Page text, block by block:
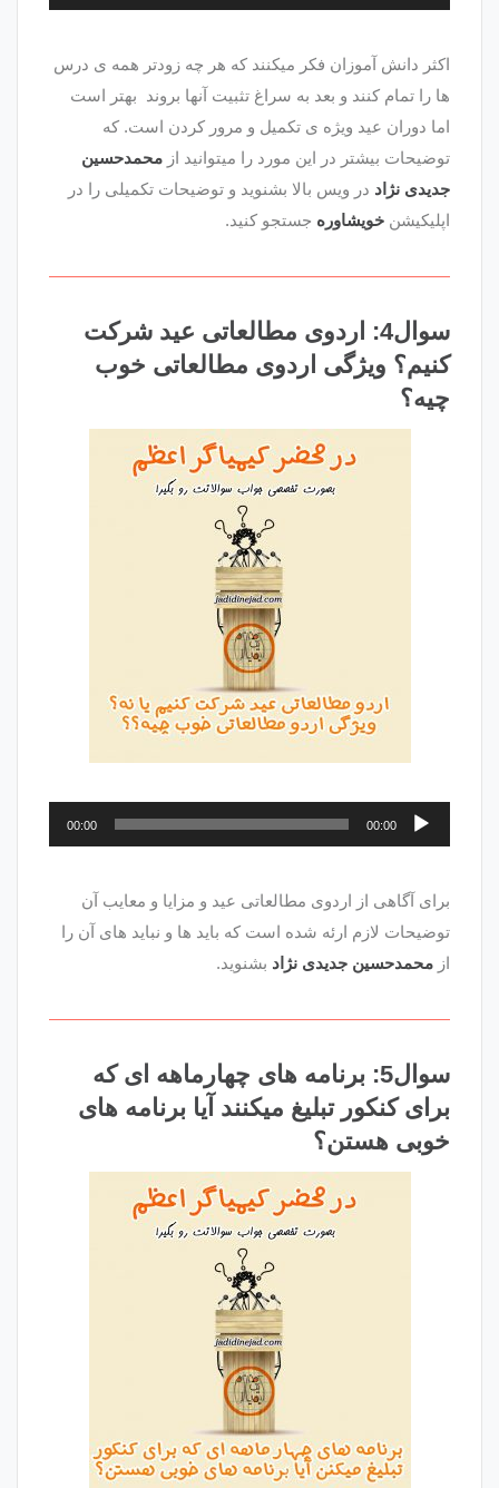
صوت
اکثر دانش آموزان فکر میکنند که هر چه زودتر همه ی درس
ها را تمام کنند و بعد به سراغ تثبیت آنها بروند بهتر است
اما دوران عید ویژه ی تکمیل و مرور کردن است. که
توضیحات بیشتر در این مورد را میتوانید از محمدحسین
جدیدی نژاد در ویس بالا بشنوید و توضیحات تکمیلی را در
اپلیکیشن خویشاوره جستجو کنید.
سوال4: اردوی مطالعاتی عید شرکت
کنیم؟ ویژگی اردوی مطالعاتی خوب
چیه؟
پخش‌کننده
صوت
00:00
00:00
برای آگاهی از اردوی مطالعاتی عید و مزایا و معایب آن
توضیحات لازم ارئه شده است که باید ها و نباید های آن را
از محمدحسین جدیدی نژاد بشنوید.
سوال5: برنامه های چهارماهه ای که
برای کنکور تبلیغ میکنند آیا برنامه های
خوبی هستن؟